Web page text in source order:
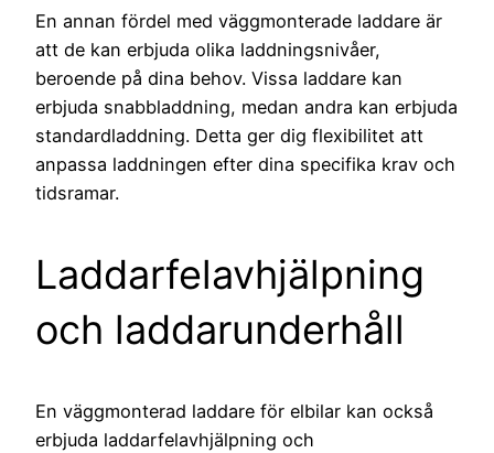
En annan fördel med väggmonterade laddare är
att de kan erbjuda olika laddningsnivåer,
beroende på dina behov. Vissa laddare kan
erbjuda snabbladdning, medan andra kan erbjuda
standardladdning. Detta ger dig flexibilitet att
anpassa laddningen efter dina specifika krav och
tidsramar.
Laddarfelavhjälpning
och laddarunderhåll
En väggmonterad laddare för elbilar kan också
erbjuda laddarfelavhjälpning och